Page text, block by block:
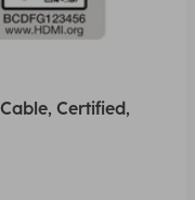
Certified,